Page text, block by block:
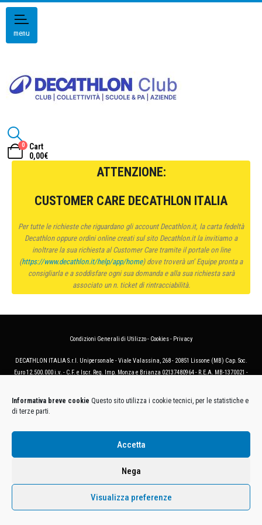
Informativa breve cookie Questo sito utilizza i cookie tecnici, per le statistiche e
di terze parti.
Accetta
Nega
Visualizza preferenze
menu
0
Cart
0,00€
ATTENZIONE:
CUSTOMER CARE DECATHLON ITALIA
Per tutte le richieste che riguardano gli account Decathlon.it, la carta fedeltà
Decathlon oppure ordini online creati sul sito Decathlon.it la invitiamo a
inoltrare la sua richiesta al Customer Care tramite il portale on line
(https://www.decathlon.it/help/app/home) dove troverà un’ Equipe pronta a
consigliarla e a soddisfare ogni sua domanda e alla sua richiesta sarà
associato un n. ticket di rintracciabilità.
Condizioni Generali di Utilizzo- Cookies- Privacy
DECATHLON ITALIA S.r.l. Unipersonale - Viale Valassina, 268 - 20851 Lissone (MB) Cap. Soc.
Euro 12.500.000 i.v. - C.F. e Iscr. Reg. Imp. Monza e Brianza 02137480964 - R.E.A. MB-1370021 -
D'Ascq, Francia Le foto dei prodotti presenti sul sito sono puramente esemplificative.